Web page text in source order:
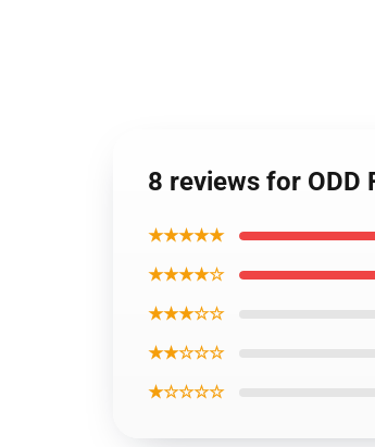
8 reviews for ODD
★★★★★
★★★★☆
★★★☆☆
★★☆☆☆
★☆☆☆☆